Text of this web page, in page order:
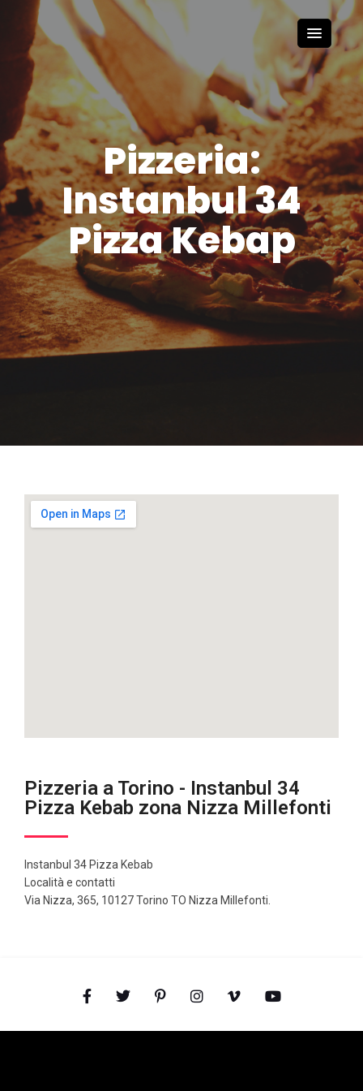
Pizzeria:
Instanbul 34
Pizza Kebap
Pizzeria a Torino - Instanbul 34
Pizza Kebab zona Nizza Millefonti
Instanbul 34 Pizza Kebab
Località e contatti
Via Nizza, 365, 10127 Torino TO Nizza Millefonti.